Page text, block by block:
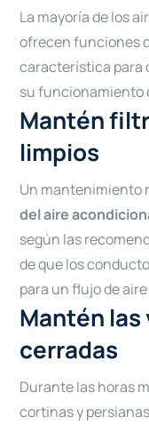
La mayoría de los
ofrecen funciones
característica para
su funcionamiento
Mantén
limpios
Un mantenimiento
del aire
según las
de que los
para un flujo de
Mantén
cerradas
Durante las horas
cortinas y